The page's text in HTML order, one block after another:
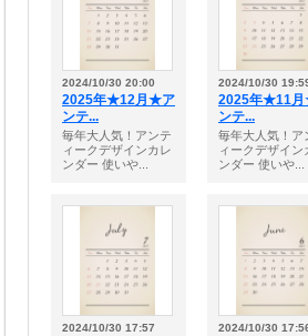
2024/10/30 20:00
2025年★12月★ア
ンテ...
毎年大人気！アンテ
ィークデザインカレ
ンダー 使いや...
2024/10/30
2025年★11
ンテ...
毎年大人気！ア
ィークデザイン
ンダー 使いや...
2024/10/30 17:57 2024/10/30